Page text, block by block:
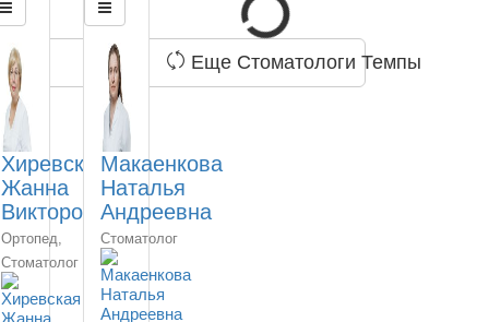
Хиревская
Жанна
Викторовна
Ортопед,
Стоматолог
Макаенкова
Наталья
Андреевна
Стоматолог
Еще Стоматологи Темпы